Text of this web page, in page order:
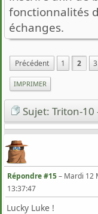
fonctionnalités
échanges.
Précédent 1 2 3
IMPRIMER
Sujet: Triton-10
Répondre #15– Mardi 12
13:37:47
Lucky Luke !